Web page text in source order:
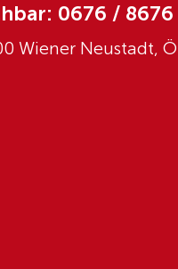
0676 / 8676
Wiener